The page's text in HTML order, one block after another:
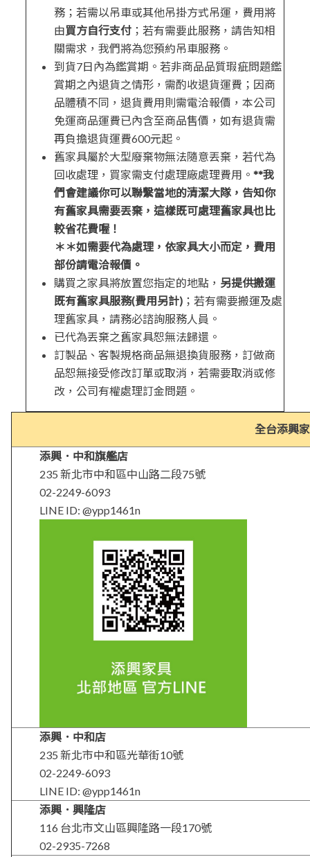
務；若需以吊車或其他吊掛方式吊運，費用將
由買方自行支付 ；若有需要此服務，請告知相
關需求，我們將為您預約吊車服務。
到貨7日內為鑑賞期。若非商品品質瑕疵問題鑑
賞期之內退貨之情形，需酌收退貨運費；因商
品體積不同，退貨費用則需電洽報價，本公司
免運商品運費已內含至商品售價，如有退貨需
再負擔退貨運費600元起。
舊家具屬於大型廢棄物無法隨意丟棄，若代為
回收處理，買家需支付處理廠處理費用。 **我
們會建議你可以聯繫當地的清潔大隊，告知你
有舊家具需要丟棄，這樣既可處理舊家具也比
較省花費喔！
＊＊如需要代為處理，依家具大小而定，費用
部份請電洽報價。
購買之家具將放置您指定的地點， 另提供搬運
既有舊家具服務(費用另計) ；若有需要搬運及處
理舊家具，請務必諮詢服務人員。
已代為丟棄之舊家具恕無法歸還。
訂製品、客製規格商品無退換貨服務，訂做商
品恕無接受修改訂單或取消，若需要取消或修
改，公司有權處理訂金問題。
全台添興
添興．中和旗艦店
235 新北市中和區中山路二段75號
02-2249-6093
LINE ID: @ypp1461n
添興．中和店
235 新北市中和區光華街10號
02-2249-6093
LINE ID: @ypp1461n
添興．興隆店
116 台北市文山區興隆路一段170號
02-2935-7268